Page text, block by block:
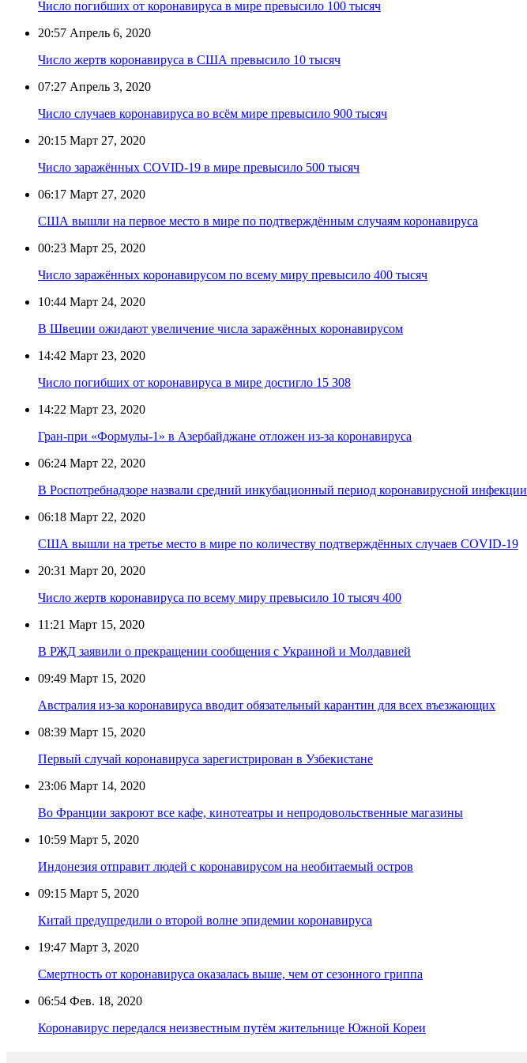
Число погибших от коронавируса в мире превысило 100 тысяч
20:57 Апрель 6, 2020
Число жертв коронавируса в США превысило 10 тысяч
07:27 Апрель 3, 2020
Число случаев коронавируса во всём мире превысило 900 тысяч
20:15 Март 27, 2020
Число заражённых COVID-19 в мире превысило 500 тысяч
06:17 Март 27, 2020
США вышли на первое место в мире по подтверждённым случаям коронавируса
00:23 Март 25, 2020
Число заражённых коронавирусом по всему миру превысило 400 тысяч
10:44 Март 24, 2020
В Швеции ожидают увеличение числа заражённых коронавирусом
14:42 Март 23, 2020
Число погибших от коронавируса в мире достигло 15 308
14:22 Март 23, 2020
Гран-при «Формулы-1» в Азербайджане отложен из-за коронавируса
06:24 Март 22, 2020
В Роспотребнадзоре назвали средний инкубационный период коронавирусной инфекции
06:18 Март 22, 2020
США вышли на третье место в мире по количеству подтверждённых случаев COVID-19
20:31 Март 20, 2020
Число жертв коронавируса по всему миру превысило 10 тысяч 400
11:21 Март 15, 2020
В РЖД заявили о прекращении сообщения с Украиной и Молдавией
09:49 Март 15, 2020
Австралия из-за коронавируса вводит обязательный карантин для всех въезжающих
08:39 Март 15, 2020
Первый случай коронавируса зарегистрирован в Узбекистане
23:06 Март 14, 2020
Во Франции закроют все кафе, кинотеатры и непродовольственные магазины
10:59 Март 5, 2020
Индонезия отправит людей с коронавирусом на необитаемый остров
09:15 Март 5, 2020
Китай предупредили о второй волне эпидемии коронавируса
19:47 Март 3, 2020
Смертность от коронавируса оказалась выше, чем от сезонного гриппа
06:54 Фев. 18, 2020
Коронавирус передался неизвестным путём жительнице Южной Кореи